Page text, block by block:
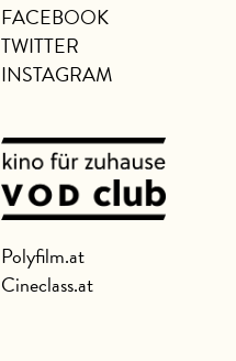
FACEBOOK
TWITTER
INSTAGRAM
Polyfilm.at
Cineclass.at